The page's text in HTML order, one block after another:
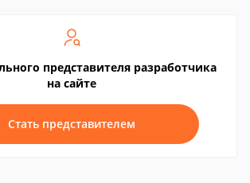
представителя разработчика
на сайте
Стать представителем